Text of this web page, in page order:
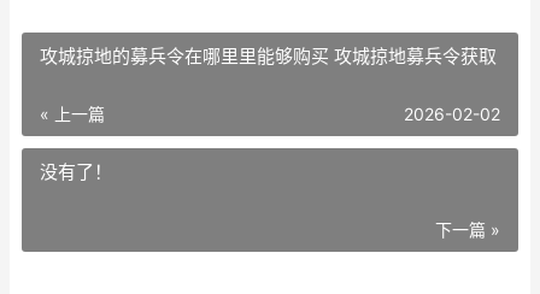
攻城掠地的募兵令在哪里里能够购买 攻城掠地募兵令获取
« 上一篇 2026-02-02
没有了！
下一篇 »